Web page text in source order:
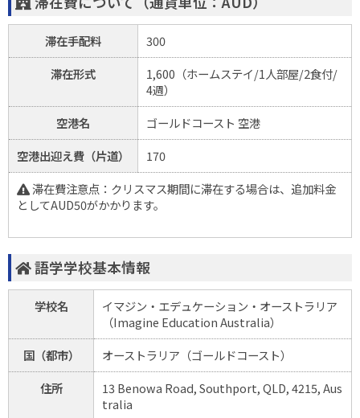
滞在手配料
300
滞在形式
1,600（ホームステイ/1人部屋/2食付/
4週）
空港名
ゴールドコースト 空港
空港出迎え費（片道）
170
滞在費注意点：クリスマス期間に滞在する場合は、追加料金
としてAUD50がかかります。
語学学校基本情報
学校名
イマジン・エデュケーション・オーストラリア
（Imagine Education Australia）
国（都市）
オーストラリア（ゴールドコースト）
住所
13 Benowa Road, Southport, QLD, 4215, Aus
tralia